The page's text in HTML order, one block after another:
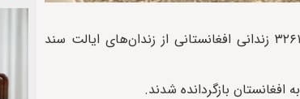
به گزارش ایراف، سرکنسولگری افغانستان در کراچی با انتشار اطلاعیه‌ای در شبکه «ایکس» از آزادی ۳۲۶۱ زندانی افغانستانی از زندان‌های ایالت سند
بازگردانده شدند.